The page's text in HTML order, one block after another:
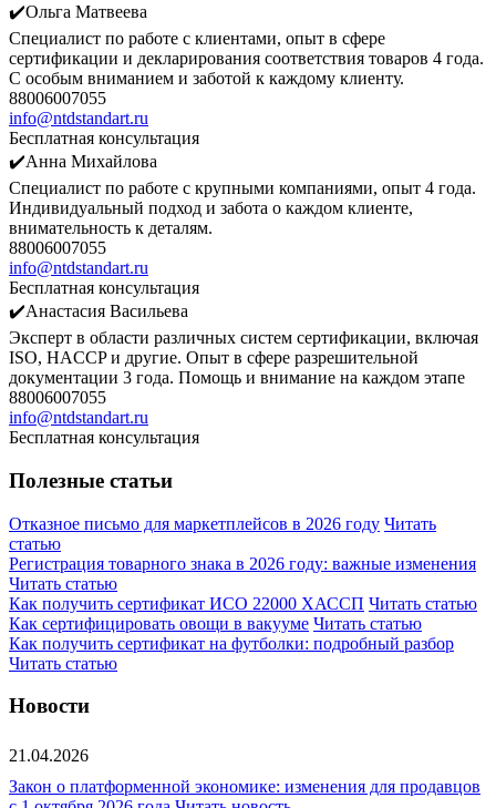
✔️Ольга Матвеева
Специалист по работе с клиентами, опыт в сфере
сертификации и декларирования соответствия товаров 4 года.
С особым вниманием и заботой к каждому клиенту.
88006007055
info@ntdstandart.ru
Бесплатная консультация
✔️Анна Михайлова
Специалист по работе с крупными компаниями, опыт 4 года.
Индивидуальный подход и забота о каждом клиенте,
внимательность к деталям.
88006007055
info@ntdstandart.ru
Бесплатная консультация
✔️Анастасия Васильева
Эксперт в области различных систем сертификации, включая
ISO, HACCP и другие. Опыт в сфере разрешительной
документации 3 года. Помощь и внимание на каждом этапе
88006007055
info@ntdstandart.ru
Бесплатная консультация
Полезные статьи
Отказное письмо для маркетплейсов в 2026 году Читать
статью
Регистрация товарного знака в 2026 году: важные изменения
Читать статью
Как получить сертификат ИСО 22000 ХАССП Читать статью
Как сертифицировать овощи в вакууме Читать статью
Как получить сертификат на футболки: подробный разбор
Читать статью
Новости
21.04.2026
Закон о платформенной экономике: изменения для продавцов